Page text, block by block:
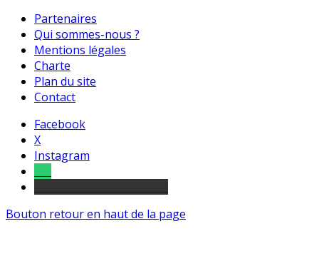
Partenaires
Qui sommes-nous ?
Mentions légales
Charte
Plan du site
Contact
Facebook
X
Instagram
Bouton retour en haut de la page